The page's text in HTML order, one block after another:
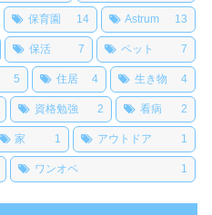
保育園 14 Astrum 13
保活 7 ペット 7
5 住居 4 生き物 4
資格勉強 2 看病 2
家 1 アウトドア 1
ワンオペ 1